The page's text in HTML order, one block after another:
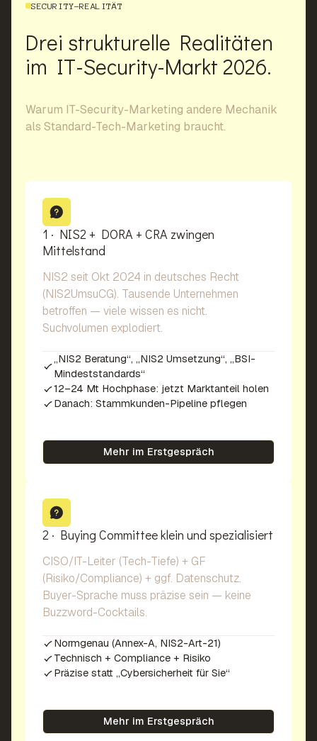
SECURITY-REALITÄT
Drei strukturelle Realitäten
im IT-Security-Markt 2026.
Warum IT-Security-Marketing andere Mechanik
als Standard-Tech-Marketing braucht.
1 · NIS2 + DORA + CRA zwingen
Mittelstand
NIS2 seit Okt 2024 in deutsches Recht
(NIS2UmsuCG). Tausende Unternehmen
betroffen — viele wissen es nicht.
Suchvolumen explodiert.
„NIS2 Beratung“, „NIS2 Umsetzung“, „BSI-
Mindeststandards“
12–24 Mt Hochphase: jetzt Marktanteil holen
Danach: Stammkunden-Pipeline pflegen
Mehr im Erstgespräch
2 · Buying Committee klein und spezialisiert
CISO/IT-Leiter (Tech-Tiefe) + GF
(Risiko/Compliance) + ggf. Datenschutz.
Buyer-Sprache muss präzise sein — keine
Buzzword-Cocktails.
Normgenau (Annex-A, NIS2-Art-21)
Technisch + Compliance + Risiko
Präzise statt „Cybersicherheit für Sie“
Mehr im Erstgespräch